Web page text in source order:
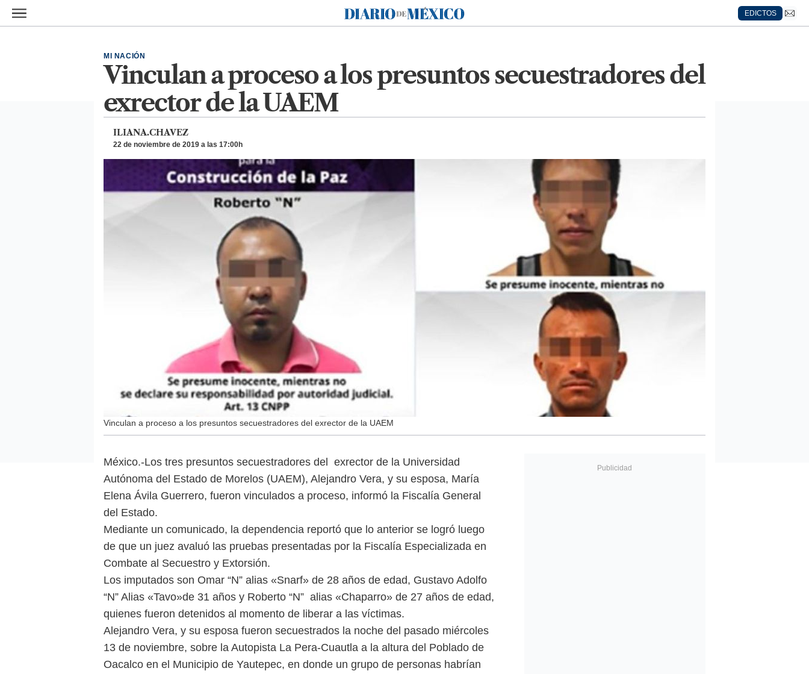
Ir al contenido principal
Diario de México
EDICTOS
Vinculan a proceso a los presuntos secuestradores del
exrector de la UAEM
MI NACIÓN
ILIANA.CHAVEZ
22 de noviembre de 2019 a las 17:00h
Vinculan a proceso a los presuntos secuestradores del exrector de la UAEM
México.-Los tres presuntos secuestradores del exrector de la Universidad
Autónoma del Estado de Morelos (UAEM), Alejandro Vera, y su esposa, María
Elena Ávila Guerrero, fueron vinculados a proceso, informó la Fiscalía General
del Estado.
Mediante un comunicado, la dependencia reportó que lo anterior se logró luego
de que un juez avaluó las pruebas presentadas por la Fiscalía Especializada en
Combate al Secuestro y Extorsión.
Los imputados son Omar “N” alias «Snarf» de 28 años de edad, Gustavo Adolfo
“N” Alias «Tavo»de 31 años y Roberto “N” alias «Chaparro» de 27 años de edad,
quienes fueron detenidos al momento de liberar a las víctimas.
Alejandro Vera, y su esposa fueron secuestrados la noche del pasado miércoles
13 de noviembre, sobre la Autopista La Pera-Cuautla a la altura del Poblado de
Oacalco en el Municipio de Yautepec, en donde un grupo de personas habrían